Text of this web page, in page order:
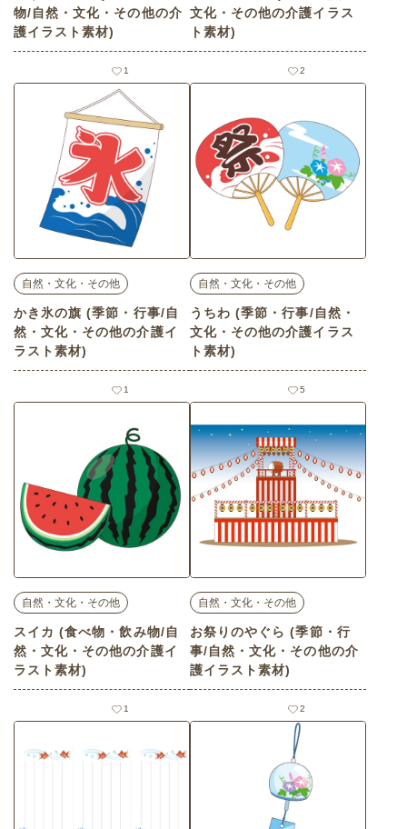
物/自然・文化・その他の介
護イラスト素材)
1
文化・その他の介護イラス
ト素材)
2
自然・文化・その他
かき氷の旗 (季節・行事/自
然・文化・その他の介護イ
ラスト素材)
1
自然・文化・その他
うちわ (季節・行事/自然・
文化・その他の介護イラス
ト素材)
5
自然・文化・その他
スイカ (食べ物・飲み物/自
然・文化・その他の介護イ
ラスト素材)
1
自然・文化・その他
お祭りのやぐら (季節・行
事/自然・文化・その他の介
護イラスト素材)
2